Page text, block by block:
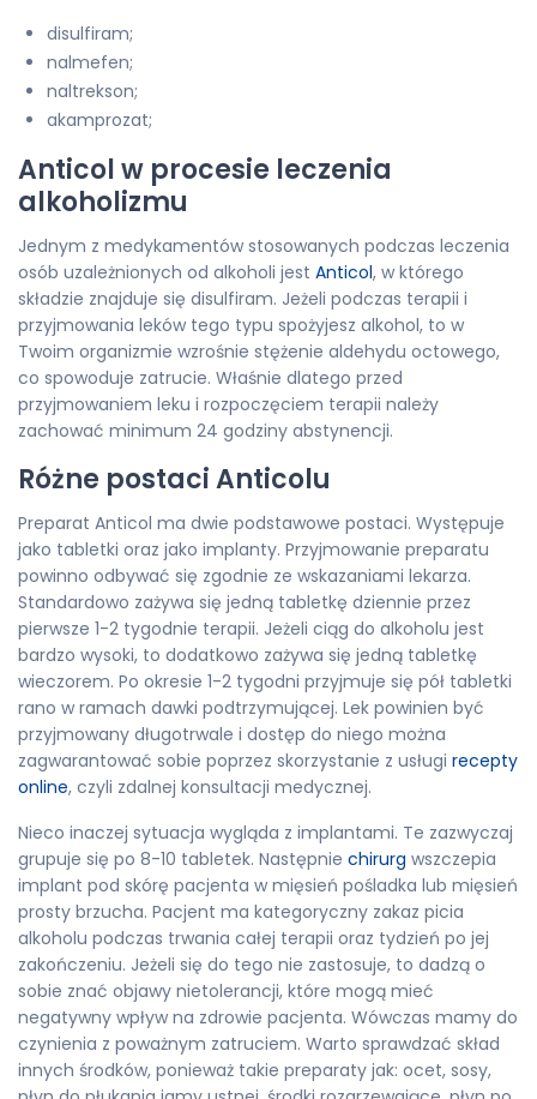
disulfiram;
nalmefen;
naltrekson;
akamprozat;
Anticol w procesie leczenia
alkoholizmu
Jednym z medykamentów stosowanych podczas leczenia
osób uzależnionych od alkoholi jest Anticol, w którego
składzie znajduje się disulfiram. Jeżeli podczas terapii i
przyjmowania leków tego typu spożyjesz alkohol, to w
Twoim organizmie wzrośnie stężenie aldehydu octowego,
co spowoduje zatrucie. Właśnie dlatego przed
przyjmowaniem leku i rozpoczęciem terapii należy
zachować minimum 24 godziny abstynencji.
Różne postaci Anticolu
Preparat Anticol ma dwie podstawowe postaci. Występuje
jako tabletki oraz jako implanty. Przyjmowanie preparatu
powinno odbywać się zgodnie ze wskazaniami lekarza.
Standardowo zażywa się jedną tabletkę dziennie przez
pierwsze 1-2 tygodnie terapii. Jeżeli ciąg do alkoholu jest
bardzo wysoki, to dodatkowo zażywa się jedną tabletkę
wieczorem. Po okresie 1-2 tygodni przyjmuje się pół tabletki
rano w ramach dawki podtrzymującej. Lek powinien być
przyjmowany długotrwale i dostęp do niego można
zagwarantować sobie poprzez skorzystanie z usługi recepty
online, czyli zdalnej konsultacji medycznej.
Nieco inaczej sytuacja wygląda z implantami. Te zazwyczaj
grupuje się po 8-10 tabletek. Następnie chirurg wszczepia
implant pod skórę pacjenta w mięsień pośladka lub mięsień
prosty brzucha. Pacjent ma kategoryczny zakaz picia
alkoholu podczas trwania całej terapii oraz tydzień po jej
zakończeniu. Jeżeli się do tego nie zastosuje, to dadzą o
sobie znać objawy nietolerancji, które mogą mieć
negatywny wpływ na zdrowie pacjenta. Wówczas mamy do
czynienia z poważnym zatruciem. Warto sprawdzać skład
innych środków, ponieważ takie preparaty jak: ocet, sosy,